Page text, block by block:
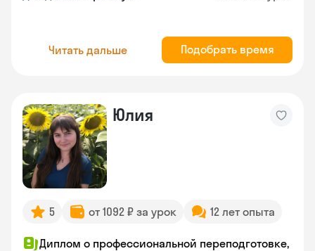
Читать дальше Подобрать время
Юлия
5 от 1092 ₽ за урок 12 лет опыта
Диплом о профессиональной переподготовке,